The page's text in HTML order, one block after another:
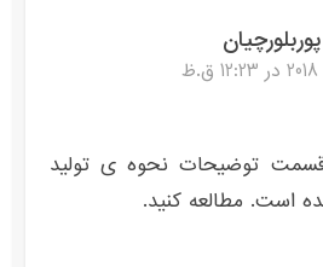
توضیحات نحوه ی تولید